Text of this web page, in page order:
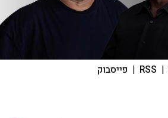
|
RSS
| פייסבוק